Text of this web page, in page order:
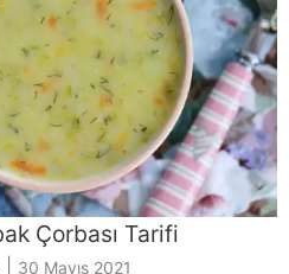
Çorbası Tarifi
30 Mayıs 2021